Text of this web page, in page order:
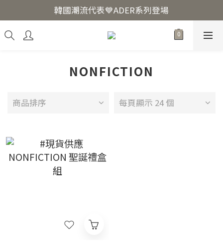
韓國爆紅🔥LUODIN Y2K相機📷
韓國潮流代表💙ADER系列登場
韓國爆紅🔥LUODIN Y2K相機📷
NONFICTION
商品排序 每頁顯示 24 個